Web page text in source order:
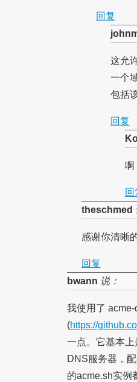
回复
这允
一个
包括
回复
啊
回
theschmed
感谢你清晰
回复
bwann 说：
我使用了 acme-
(https://
一点。它基本
DNS服务器，
的acme.sh实例